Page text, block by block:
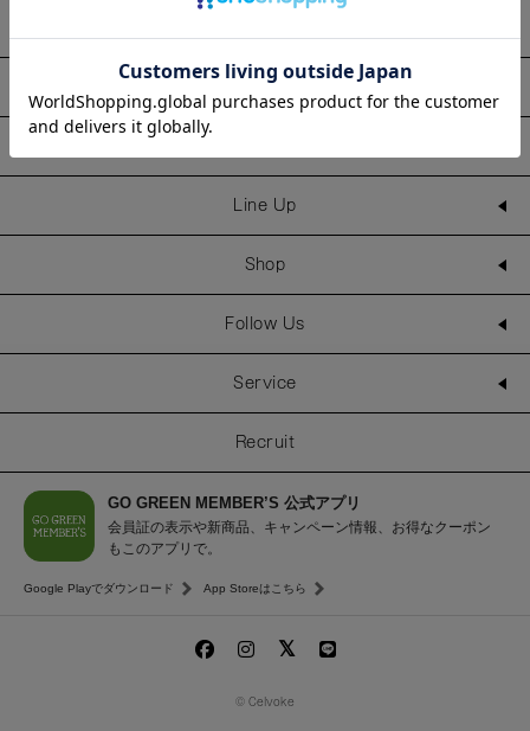
About
Line Up
Shop
Follow Us
Service
Recruit
GO GREEN MEMBER’S 公式アプリ
会員証の表示や新商品、キャンペーン情報、お得なクーポン
もこのアプリで。
Google Playでダウンロード App Storeはこちら
© Celvoke